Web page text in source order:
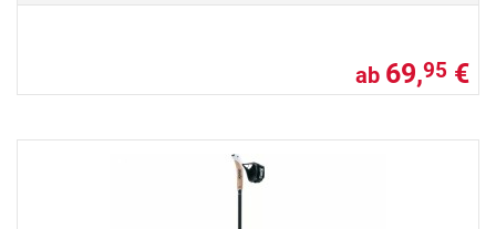
ab 69,95 €